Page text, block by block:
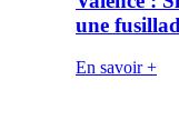
une
En savoir +